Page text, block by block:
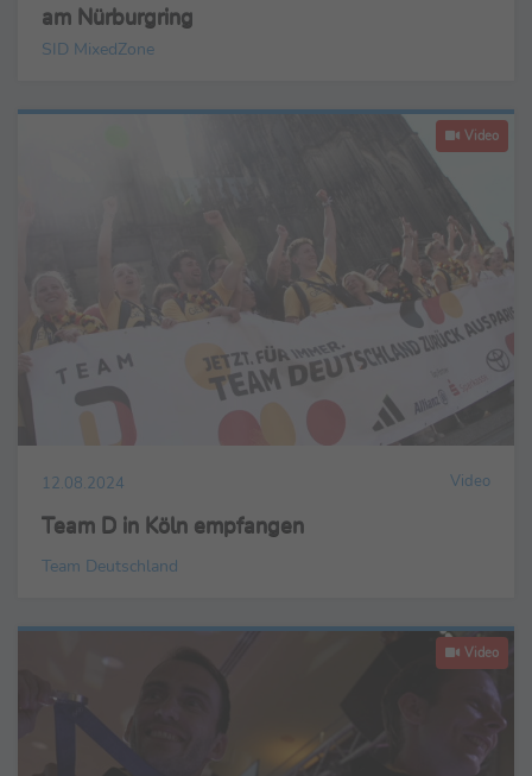
am Nürburgring
SID MixedZone
Video
12.08.2024 Video
Team D in Köln empfangen
Team Deutschland
Video